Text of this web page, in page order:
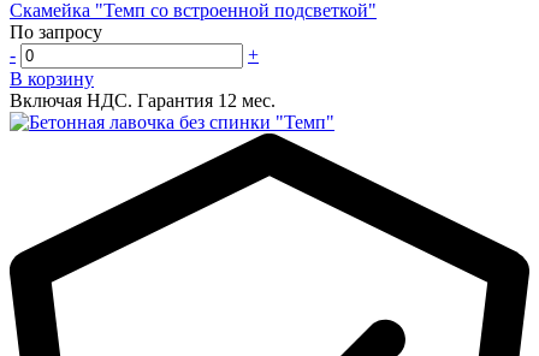
Скамейка "Темп со встроенной подсветкой"
По запросу
-
+
В корзину
Включая НДС. Гарантия 12 мес.